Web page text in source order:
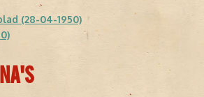
(28-04-1950)